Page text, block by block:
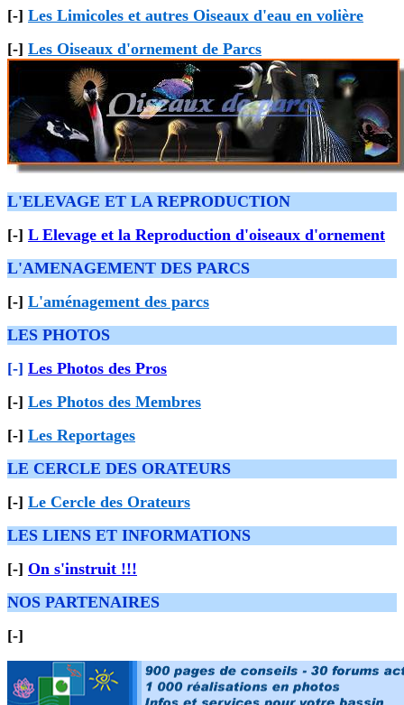
[-] Les Limicoles et autres Oiseaux d'eau en volière
[-] Les Oiseaux d'ornement de Parcs
L'ELEVAGE ET LA REPRODUCTION
[-] L Elevage et la Reproduction d'oiseaux d'ornement
L'AMENAGEMENT DES PARCS
[-] L'aménagement des parcs
LES PHOTOS
[-] Les Photos des Pros
[-] Les Photos des Membres
[-] Les Reportages
LE CERCLE DES ORATEURS
[-] Le Cercle des Orateurs
LES LIENS ET INFORMATIONS
[-] On s'instruit !!!
NOS PARTENAIRES
[-]